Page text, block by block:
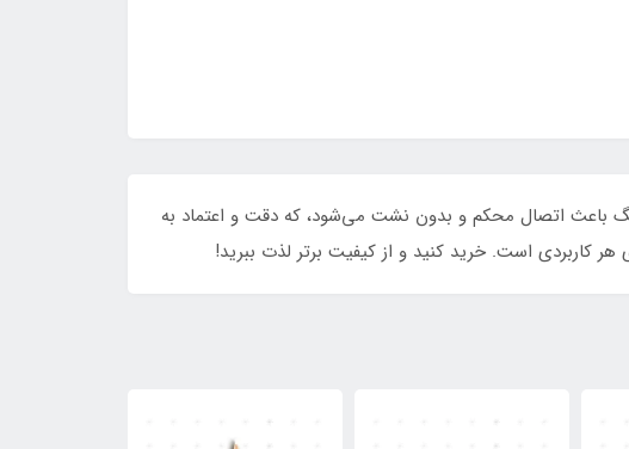
سرنگ باعث اتصال محکم و بدون نشت می‌شود، که دقت و اعتماد به
است. خرید کنید و از کیفیت برتر لذت ببرید!